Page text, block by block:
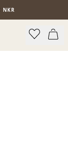
NKR